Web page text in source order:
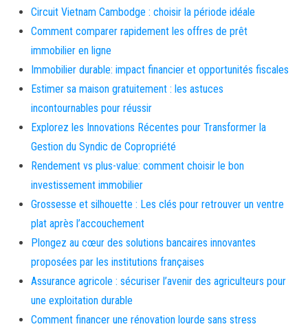
Circuit Vietnam Cambodge : choisir la période idéale
Comment comparer rapidement les offres de prêt
immobilier en ligne
Immobilier durable: impact financier et opportunités fiscales
Estimer sa maison gratuitement : les astuces
incontournables pour réussir
Explorez les Innovations Récentes pour Transformer la
Gestion du Syndic de Copropriété
Rendement vs plus-value: comment choisir le bon
investissement immobilier
Grossesse et silhouette : Les clés pour retrouver un ventre
plat après l’accouchement
Plongez au cœur des solutions bancaires innovantes
proposées par les institutions françaises
Assurance agricole : sécuriser l’avenir des agriculteurs pour
une exploitation durable
Comment financer une rénovation lourde sans stress